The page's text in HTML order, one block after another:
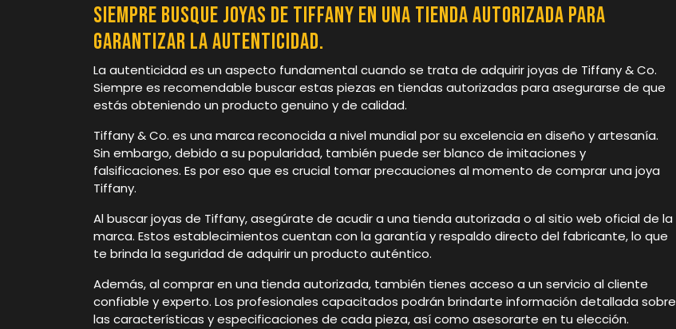
Siempre busque joyas de Tiffany en una tienda autorizada para
garantizar la autenticidad.
La autenticidad es un aspecto fundamental cuando se trata de adquirir joyas de Tiffany & Co.
Siempre es recomendable buscar estas piezas en tiendas autorizadas para asegurarse de que
estás obteniendo un producto genuino y de calidad.
Tiffany & Co. es una marca reconocida a nivel mundial por su excelencia en diseño y artesanía.
Sin embargo, debido a su popularidad, también puede ser blanco de imitaciones y
falsificaciones. Es por eso que es crucial tomar precauciones al momento de comprar una joya
Tiffany.
Al buscar joyas de Tiffany, asegúrate de acudir a una tienda autorizada o al sitio web oficial de la
marca. Estos establecimientos cuentan con la garantía y respaldo directo del fabricante, lo que
te brinda la seguridad de adquirir un producto auténtico.
Además, al comprar en una tienda autorizada, también tienes acceso a un servicio al cliente
confiable y experto. Los profesionales capacitados podrán brindarte información detallada sobre
las características y especificaciones de cada pieza, así como asesorarte en tu elección.